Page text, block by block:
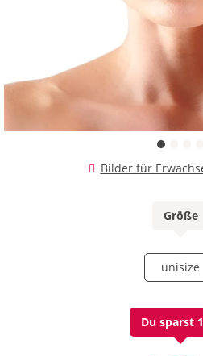
Bilder für
Größe
unisize
Du sparst